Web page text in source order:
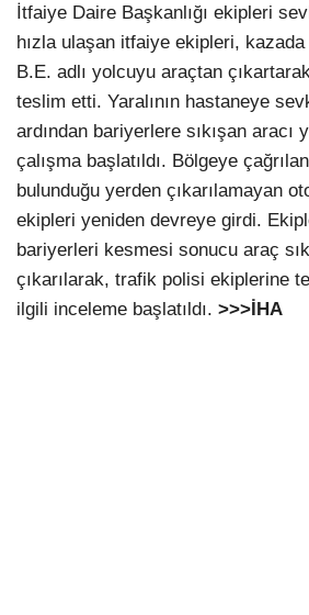
İtfaiye Daire Başkanlığı ekipleri
hızla ulaşan itfaiye ekipleri,
B.E. adlı yolcuyu araçtan
teslim etti. Yaralının hastaneye
ardından bariyerlere sıkışan aracı
çalışma başlatıldı. Bölgeye
bulunduğu yerden çıkarılamayan
ekipleri yeniden devreye girdi.
bariyerleri kesmesi sonucu araç
çıkarılarak, trafik polisi ekiplerine
ilgili inceleme başlatıldı. >>>İHA